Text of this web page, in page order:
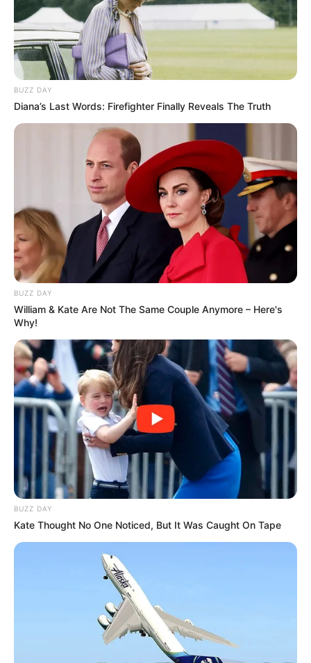
BUZZ DAY
Diana’s Last Words: Firefighter Finally Reveals The Truth
BUZZ DAY
William & Kate Are Not The Same Couple Anymore – Here's
Why!
BUZZ DAY
Kate Thought No One Noticed, But It Was Caught On Tape